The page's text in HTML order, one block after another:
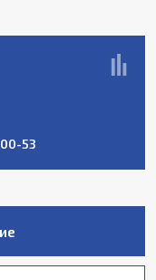
53